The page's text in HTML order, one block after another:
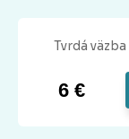
Tvrdá väzba
6 €